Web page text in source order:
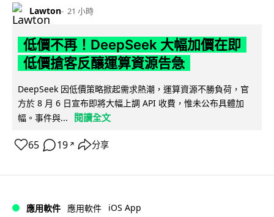
Lawton 21 小時
低價不再！DeepSeek 大幅加價在即
低價搶客反釀運算資源告急
DeepSeek 因低價策略掀起需求熱潮，運算資源不勝負荷，官
方於 8 月 6 日宣布即將大幅上調 API 收費，惟未公布具體加
幅。事件與...
閱讀全文
65 19 ↗ 分享
應用軟件 應用軟件 iOS App